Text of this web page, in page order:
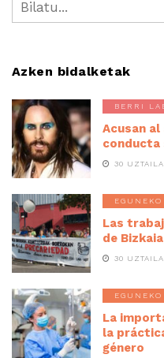
Azken bidalketak
BERRI
Acusan
conducta
30
EGUNEKO
Las
de
30
EGUNEKO
La
la
género